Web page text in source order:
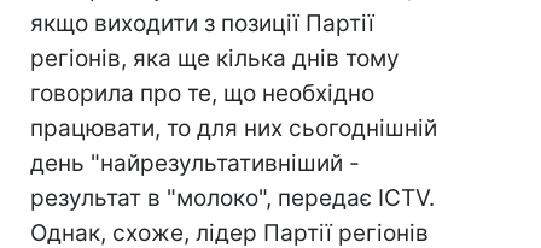
якщо виходити з позиції Партії
регіонів, яка ще кілька днів тому
говорила про те, що необхідно
працювати, то для них сьогоднішній
день "найрезультативніший -
результат в "молоко", передає ICTV.
Однак, схоже, лідер Партії регіонів